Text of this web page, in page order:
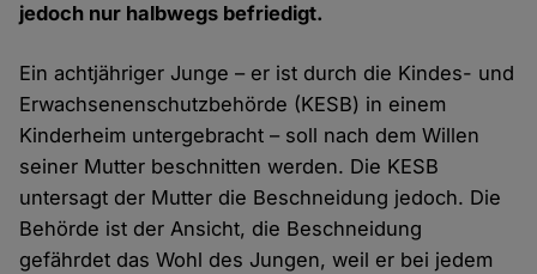
jedoch nur halbwegs befriedigt.
Ein achtjähriger Junge – er ist durch die Kindes- und
Erwachsenenschutzbehörde (KESB) in einem
Kinderheim untergebracht – soll nach dem Willen
seiner Mutter beschnitten werden. Die KESB
untersagt der Mutter die Beschneidung jedoch. Die
Behörde ist der Ansicht, die Beschneidung
gefährdet das Wohl des Jungen, weil er bei jedem